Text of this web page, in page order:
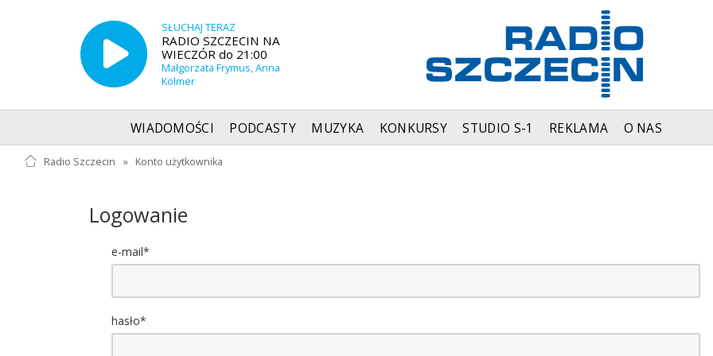
SŁUCHAJ TERAZ
RADIO SZCZECIN NA
WIECZÓR do 21:00
Małgorzata Frymus, Anna
Kolmer
WIADOMOŚCI PODCASTY MUZYKA KONKURSY STUDIO S-1 REKLAMA O NAS
Radio Szczecin » Konto użytkownika
Logowanie
e-mail*
hasło*